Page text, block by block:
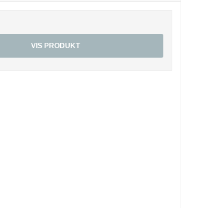
VIS PRODUKT